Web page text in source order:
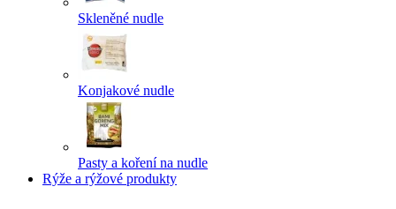
Skleněné nudle
Konjakové nudle
Pasty a koření na nudle
Rýže a rýžové produkty